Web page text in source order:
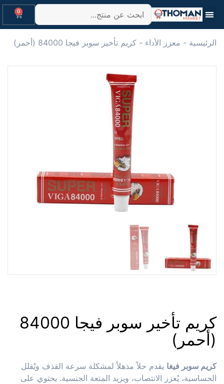
0
الرئيسية - معزز الأداء - كريم تأخير سوبر فيجا 84000 (أحمر)
كريم تأخير سوبر فيجا 84000
(أحمر)
كريم سوبر فيغا يقدم حلاً مذهلاً لمشكلة سرعة القذف ويُقلل
الحساسية، يُعزز الانتصاب، ويزيد المتعة الجنسية. يحتوي على